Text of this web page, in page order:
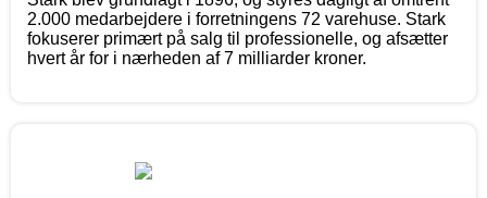
2.000 medarbejdere i forretningens 72 varehuse. Stark
fokuserer primært på salg til professionelle, og afsætter
hvert år for i nærheden af 7 milliarder kroner.